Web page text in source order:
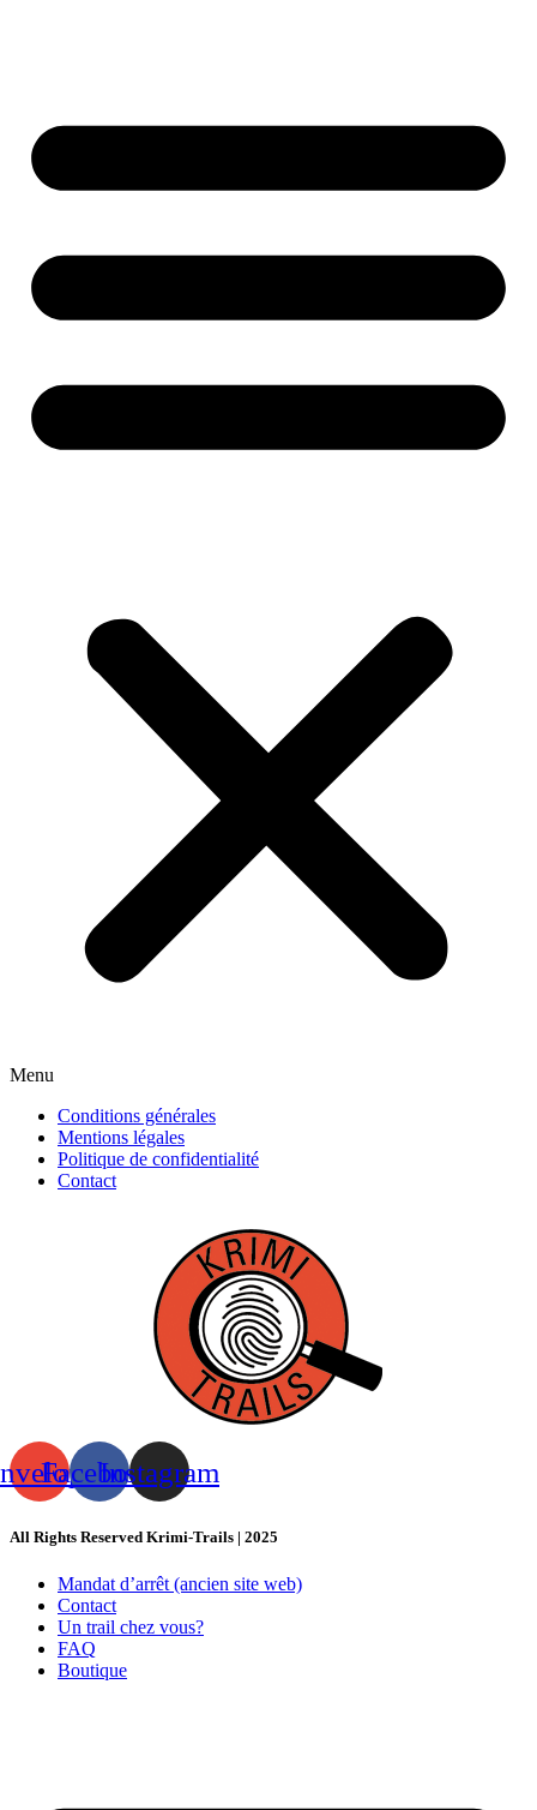
Menu
Conditions générales
Mentions légales
Politique de confidentialité
Contact
FacebookInstagram
All Rights Reserved Krimi-Trails | 2025
Mandat d’arrêt (ancien site web)
Contact
Un trail chez vous?
FAQ
Boutique